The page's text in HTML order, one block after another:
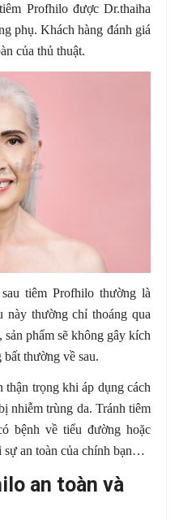
Profhilo được Dr.thaiha
phụ. Khách hàng đánh giá
của thủ thuật.
tiêm Profhilo thường là
thường chỉ thoáng qua
phẩm sẽ không gây kích
thường về sau.
thận trọng khi áp dụng cách
nhiễm trùng da. Tránh tiêm
bệnh về tiểu đường hoặc
an toàn của chính bạn…
an toàn và